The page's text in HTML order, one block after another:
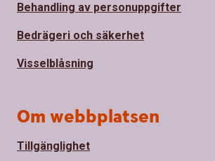
Behandling av personuppgifter
Bedrägeri och säkerhet
Visselblåsning
Om webbplatsen
Tillgänglighet